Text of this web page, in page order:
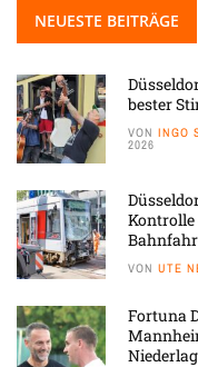
NEUESTE BEITRÄGE
bester
VON INGO
2026
Kontrolle
VON UTE
Fortuna